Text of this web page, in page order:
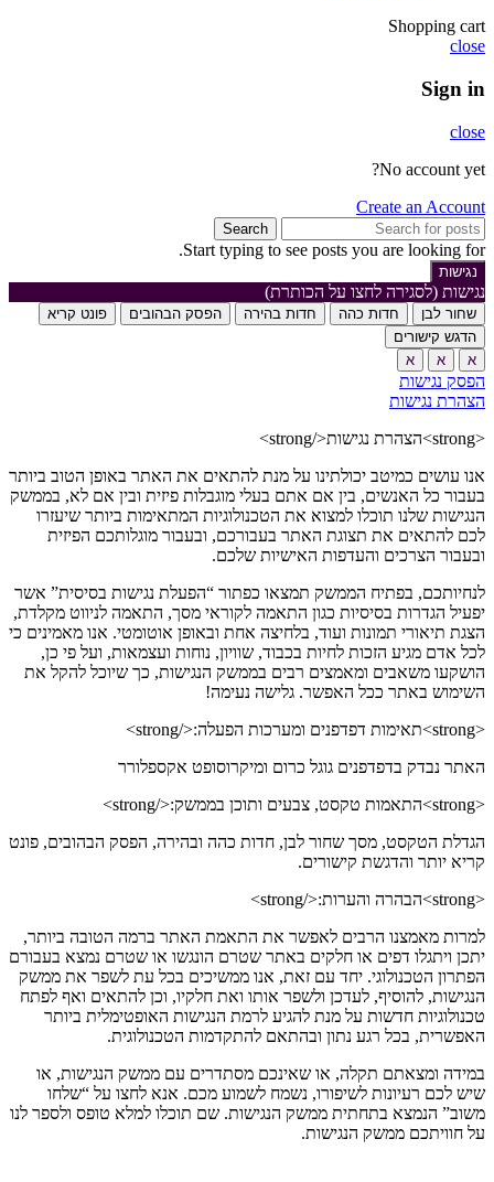
Shopping cart
close
Sign in
close
No account yet?
Create an Account
Search
Start typing to see posts you are looking for.
נגישות
נגישות (לסגירה לחצו על הכותרת)
שחור לבן חדות כהה חדות בהירה הפסק הבהובים
פונט קריא
הדגש קישורים
א
א א
הפסק נגישות
הצהרת נגישות
<strong>הצהרת נגישות</strong>
אנו עושים כמיטב יכולתינו על מנת להתאים את האתר באופן הטוב ביותר
בעבור כל האנשים, בין אם אתם בעלי מוגבלות פיזית ובין אם לא, בממשק
הנגישות שלנו תוכלו למצוא את הטכנולוגיות המתאימות ביותר שיעזרו
לכם להתאים את תצוגת האתר בעבורכם, ובעבור מוגלותכם הפיזית
ובעבור הצרכים והעדפות האישיות שלכם.
לנחיותכם, בפתיח הממשק תמצאו כפתור “הפעלת נגישות בסיסית” אשר
יפעיל הגדרות בסיסיות כגון התאמה לקוראי מסך, התאמה לניווט מקלדת,
הצגת תיאורי תמונות ועוד, בלחיצה אחת ובאופן אוטומטי. אנו מאמינים כי
לכל אדם מגיע הזכות לחיות בכבוד, שוויון, נוחות ועצמאות, ועל פי כן,
הושקעו משאבים ומאמצים רבים בממשק הנגישות, כך שיוכל להקל את
השימוש באתר ככל האפשר. גלישה נעימה!
<strong>תאימות דפדפנים ומערכות הפעלה:</strong>
האתר נבדק בדפדפנים גוגל כרום ומיקרוסופט אקספלורר
<strong>התאמות טקסט, צבעים ותוכן בממשק:</strong>
הגדלת הטקסט, מסך שחור לבן, חדות כהה ובהירה, הפסק הבהובים, פונט
קריא יותר והדגשת קישורים.
<strong>הבהרה והערות:</strong>
למרות מאמצנו הרבים לאפשר את התאמת האתר ברמה הטובה ביותר,
יתכן ויתגלו דפים או חלקים באתר שטרם הונגשו או שטרם נמצא בעבורם
הפתרון הטכנולוגי. יחד עם זאת, אנו ממשיכים בכל עת לשפר את ממשק
הנגישות, להוסיף, לעדכן ולשפר אותו ואת חלקיו, וכן להתאים ואף לפתח
טכנולוגיות חדשות על מנת להגיע לרמת הנגישות האופטימלית ביותר
האפשרית, בכל רגע נתון ובהתאם להתקדמות הטכנולוגית.
במידה ומצאתם תקלה, או שאינכם מסתדרים עם ממשק הנגישות, או
שיש לכם רעיונות לשיפורו, נשמח לשמוע מכם. אנא לחצו על “שלחו
משוב” הנמצא בתחתית ממשק הנגישות. שם תוכלו למלא טופס ולספר לנו
על חוויתכם ממשק הנגישות.